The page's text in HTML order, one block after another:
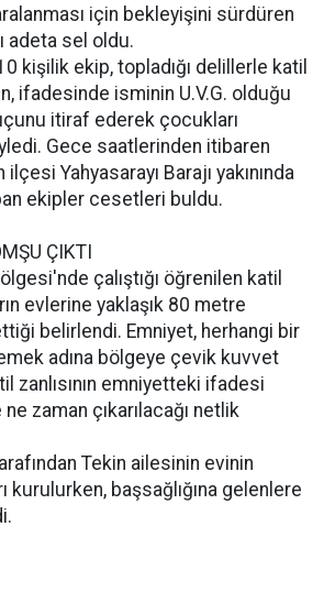
için bekleyişini sürdüren
adeta sel oldu.
kişilik ekip, topladığı delillerle katil
ifadesinde isminin U.V.G. olduğu
itiraf ederek çocukları
Gece saatlerinden itibaren
ilçesi Yahyasarayı Barajı yakınında
ekipler cesetleri buldu.
ÇIKTI
çalıştığı öğrenilen katil
evlerine yaklaşık 80 metre
belirlendi. Emniyet, herhangi bir
adına bölgeye çevik kuvvet
zanlısının emniyetteki ifadesi
zaman çıkarılacağı netlik
Tekin ailesinin evinin
kurulurken, başsağlığına gelenlere